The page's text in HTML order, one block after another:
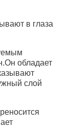
в глаза
обладает
слой